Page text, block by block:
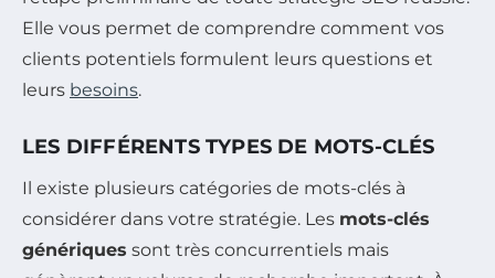
Elle vous permet de comprendre comment vos
clients potentiels formulent leurs questions et
leurs besoins.
LES DIFFÉRENTS TYPES DE MOTS-CLÉS
Il existe plusieurs catégories de mots-clés à
considérer dans votre stratégie. Les mots-clés
génériques sont très concurrentiels mais